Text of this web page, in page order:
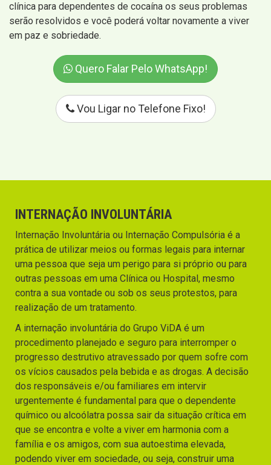
clínica para dependentes de cocaína os seus problemas
serão resolvidos e você poderá voltar novamente a viver
em paz e sobriedade.
Quero Falar Pelo WhatsApp!
Vou Ligar no Telefone Fixo!
INTERNAÇÃO INVOLUNTÁRIA
Internação Involuntária ou Internação Compulsória é a
prática de utilizar meios ou formas legais para internar
uma pessoa que seja um perigo para si próprio ou para
outras pessoas em uma Clínica ou Hospital, mesmo
contra a sua vontade ou sob os seus protestos, para
realização de um tratamento.
A internação involuntária do Grupo ViDA é um
procedimento planejado e seguro para interromper o
progresso destrutivo atravessado por quem sofre com
os vícios causados pela bebida e as drogas. A decisão
dos responsáveis e/ou familiares em intervir
urgentemente é fundamental para que o dependente
químico ou alcoólatra possa sair da situação crítica em
que se encontra e volte a viver em harmonia com a
família e os amigos, com sua autoestima elevada,
podendo viver em sociedade, ou seja, construir uma